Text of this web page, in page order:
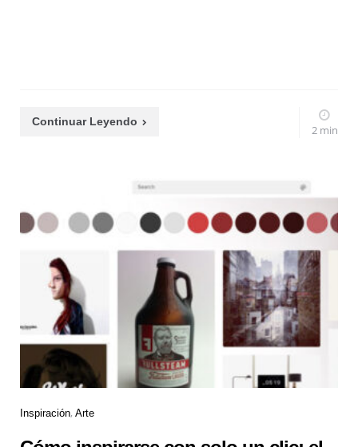
Continuar Leyendo
2 min
Inspiración Arte